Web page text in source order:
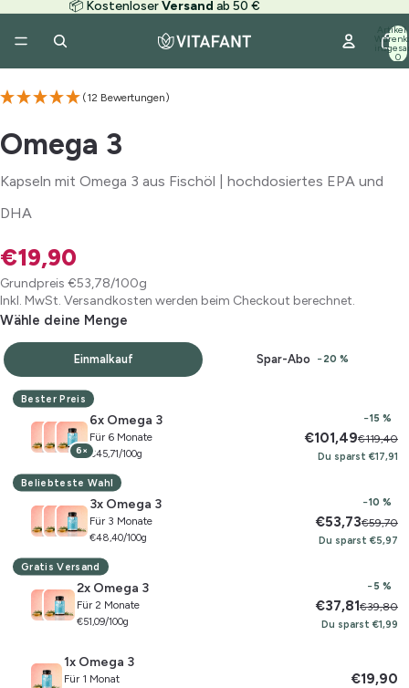
📦 KostenloserVersand ab 50 €
Artikel
0
(12 Bewertungen)
Omega 3
Kapseln mit Omega 3 aus Fischöl | hochdosiertes EPA und
DHA
€19,90
Grundpreis €53,78/100g
Inkl. MwSt. Versandkosten werden beim Checkout berechnet.
Wähle deine Menge
Einmalkauf Spar-Abo −20 %
Menge wählen
Bester Preis
6×
6x Omega 3
Für 6 Monate
€45,71/100g
−15 %
€101,49€119,40
Du sparst €17,91
Beliebteste Wahl
3x Omega 3
Für 3 Monate
€48,40/100g
−10 %
€53,73€59,70
Du sparst €5,97
Gratis Versand
2x Omega 3
Für 2 Monate
€51,09/100g
−5 %
€37,81€39,80
Du sparst €1,99
1x Omega 3
Für 1 Monat €19,90